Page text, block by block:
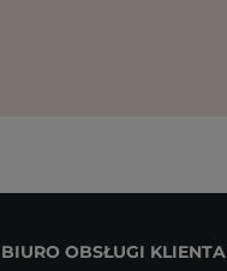
BIURO OBSŁUGI KLIENTA